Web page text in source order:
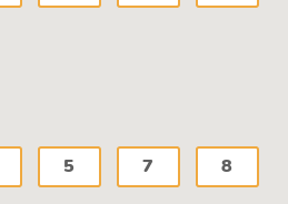
5 7 8